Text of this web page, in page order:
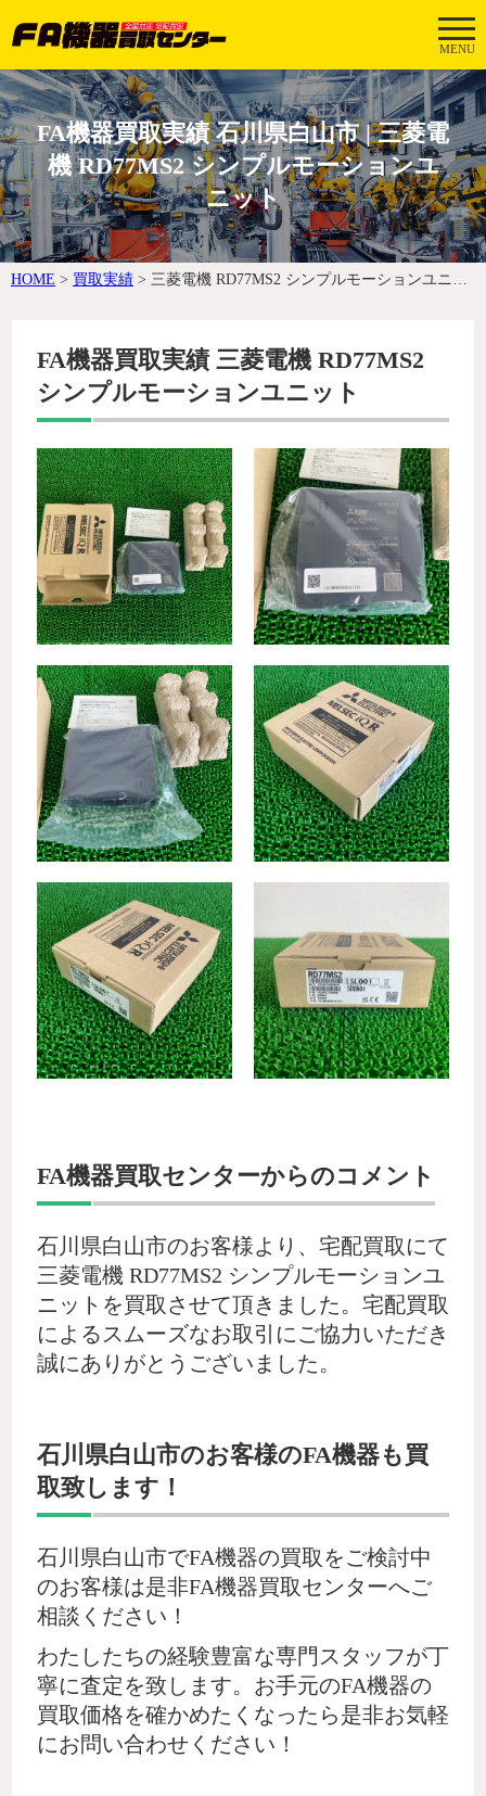
MENU
FA機器買取実績 石川県白山市 | 三菱電
機 RD77MS2 シンプルモーションユ
ニット
HOME > 買取実績 > 三菱電機 RD77MS2 シンプルモーションユニット
FA機器買取実績 三菱電機 RD77MS2
シンプルモーションユニット
FA機器買取センターからのコメント
石川県白山市のお客様より、宅配買取にて
三菱電機 RD77MS2 シンプルモーションユ
ニットを買取させて頂きました。宅配買取
によるスムーズなお取引にご協力いただき
誠にありがとうございました。
石川県白山市のお客様のFA機器も買
取致します！
石川県白山市でFA機器の買取をご検討中
のお客様は是非FA機器買取センターへご
相談ください！
わたしたちの経験豊富な専門スタッフが丁
寧に査定を致します。お手元のFA機器の
買取価格を確かめたくなったら是非お気軽
にお問い合わせください！